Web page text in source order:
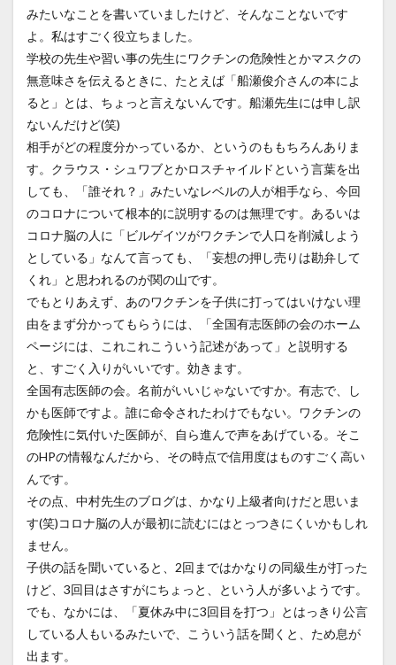
みたいなことを書いていましたけど、そんなことないです
よ。私はすごく役立ちました。
学校の先生や習い事の先生にワクチンの危険性とかマスクの
無意味さを伝えるときに、たとえば「船瀬俊介さんの本によ
ると」とは、ちょっと言えないんです。船瀬先生には申し訳
ないんだけど(笑)
相手がどの程度分かっているか、というのももちろんありま
す。クラウス・シュワブとかロスチャイルドという言葉を出
しても、「誰それ？」みたいなレベルの人が相手なら、今回
のコロナについて根本的に説明するのは無理です。あるいは
コロナ脳の人に「ビルゲイツがワクチンで人口を削減しよう
としている」なんて言っても、「妄想の押し売りは勘弁して
くれ」と思われるのが関の山です。
でもとりあえず、あのワクチンを子供に打ってはいけない理
由をまず分かってもらうには、「全国有志医師の会のホーム
ページには、これこれこういう記述があって」と説明する
と、すごく入りがいいです。効きます。
全国有志医師の会。名前がいいじゃないですか。有志で、し
かも医師ですよ。誰に命令されたわけでもない。ワクチンの
危険性に気付いた医師が、自ら進んで声をあげている。そこ
のHPの情報なんだから、その時点で信用度はものすごく高い
んです。
その点、中村先生のブログは、かなり上級者向けだと思いま
す(笑)コロナ脳の人が最初に読むにはとっつきにくいかもしれ
ません。
子供の話を聞いていると、2回まではかなりの同級生が打った
けど、3回目はさすがにちょっと、という人が多いようです。
でも、なかには、「夏休み中に3回目を打つ」とはっきり公言
している人もいるみたいで、こういう話を聞くと、ため息が
出ます。